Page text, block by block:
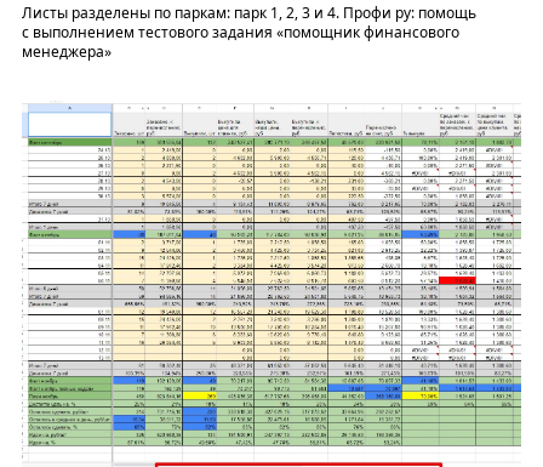
Листы разделены по паркам: парк 1, 2, 3 и 4. Профи ру: помощь
с выполнением тестового задания «помощник финансового
менеджера»